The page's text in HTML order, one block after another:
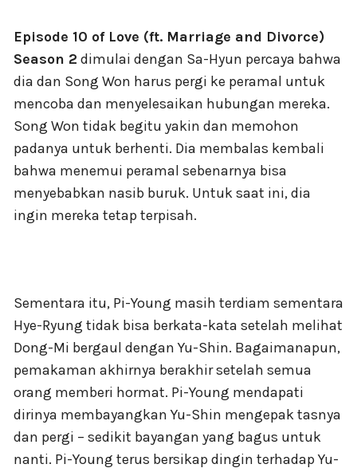
Episode 10 of Love (ft. Marriage and Divorce)
Season 2 dimulai dengan Sa-Hyun percaya bahwa
dia dan Song Won harus pergi ke peramal untuk
mencoba dan menyelesaikan hubungan mereka.
Song Won tidak begitu yakin dan memohon
padanya untuk berhenti. Dia membalas kembali
bahwa menemui peramal sebenarnya bisa
menyebabkan nasib buruk. Untuk saat ini, dia
ingin mereka tetap terpisah.
Sementara itu, Pi-Young masih terdiam sementara
Hye-Ryung tidak bisa berkata-kata setelah melihat
Dong-Mi bergaul dengan Yu-Shin. Bagaimanapun,
pemakaman akhirnya berakhir setelah semua
orang memberi hormat. Pi-Young mendapati
dirinya membayangkan Yu-Shin mengepak tasnya
dan pergi – sedikit bayangan yang bagus untuk
nanti. Pi-Young terus bersikap dingin terhadap Yu-